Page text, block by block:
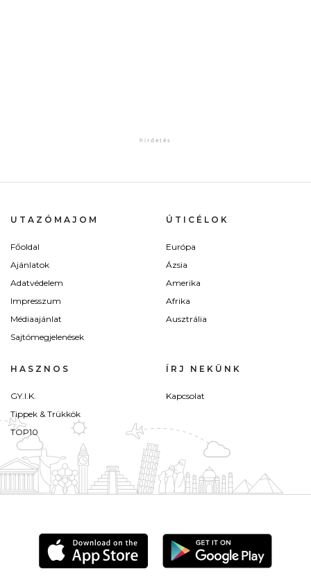
UTAZÓMAJOM
Főoldal
Ajánlatok
Adatvédelem
Impresszum
Médiaajánlat
Sajtómegjelenések
ÚTICÉLOK
Európa
Ázsia
Amerika
Afrika
Ausztrália
HASZNOS
GY.I.K.
Tippek & Trükkök
TOP10
ÍRJ NEKÜNK
Kapcsolat